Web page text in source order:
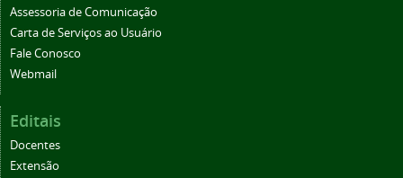
Assessoria de Comunicação
Carta de Serviços ao Usuário
Fale Conosco
Webmail
Editais
Docentes
Extensão